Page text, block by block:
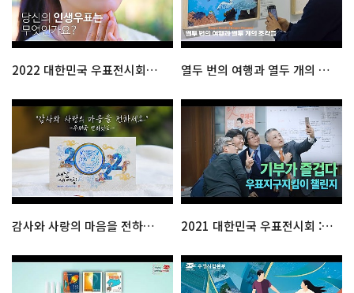
2022 대한민국 우표전시회로 소풍오세요 : 공식 홍보영상 열두 번의 여행과 열두 개의 조각들
감사와 사랑의 마음을 전하세요! 2022 우체국 연하카드 2021 대한민국 우표전시회 : 기부가 즐겁다! 우표지구지킴이 챌린지